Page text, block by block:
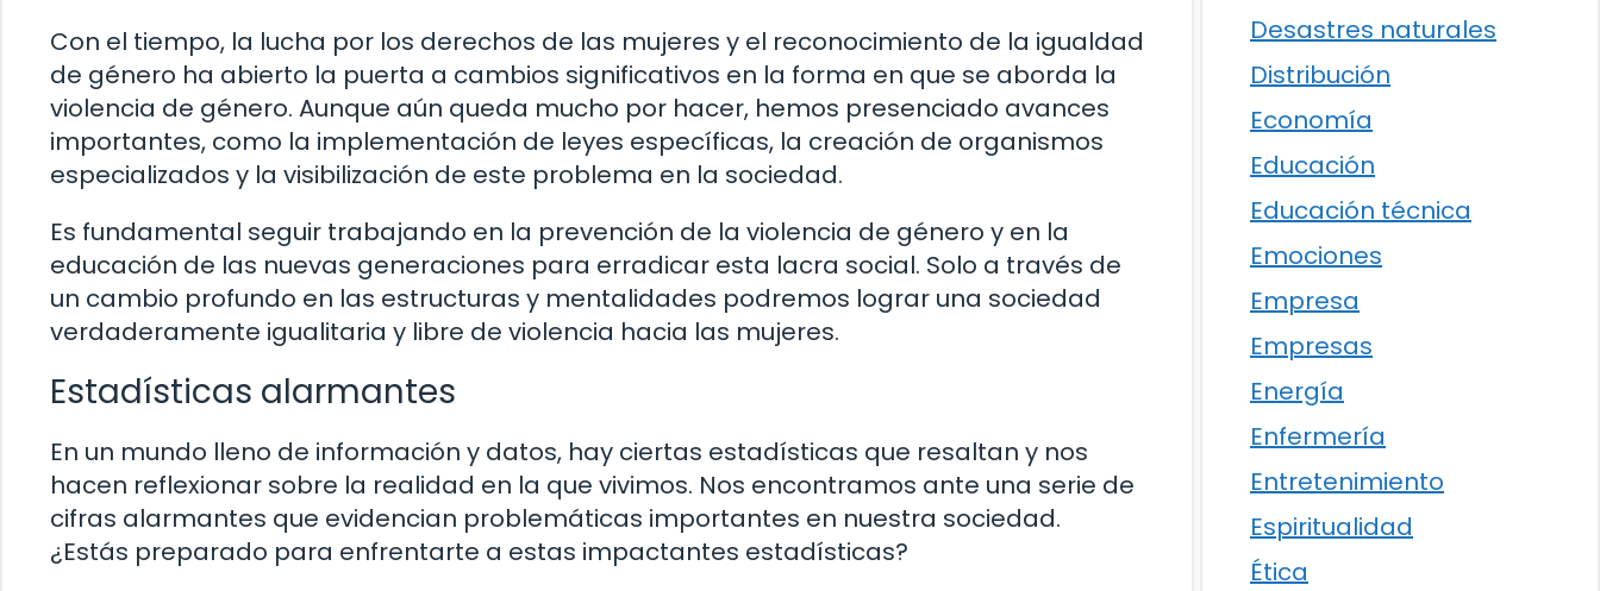
Con el tiempo, la lucha por los derechos de las mujeres y el reconocimiento de la igualdad
de género ha abierto la puerta a cambios significativos en la forma en que se aborda la
violencia de género. Aunque aún queda mucho por hacer, hemos presenciado avances
importantes, como la implementación de leyes específicas, la creación de organismos
especializados y la visibilización de este problema en la sociedad.
Es fundamental seguir trabajando en la prevención de la violencia de género y en la
educación de las nuevas generaciones para erradicar esta lacra social. Solo a través de
un cambio profundo en las estructuras y mentalidades podremos lograr una sociedad
verdaderamente igualitaria y libre de violencia hacia las mujeres.
Estadísticas alarmantes
En un mundo lleno de información y datos, hay ciertas estadísticas que resaltan y nos
hacen reflexionar sobre la realidad en la que vivimos. Nos encontramos ante una serie de
cifras alarmantes que evidencian problemáticas importantes en nuestra sociedad.
¿Estás preparado para enfrentarte a estas impactantes estadísticas?
Desastres naturales
Distribución
Economía
Educación
Educación técnica
Emociones
Empresa
Empresas
Energía
Enfermería
Entretenimiento
Espiritualidad
Ética